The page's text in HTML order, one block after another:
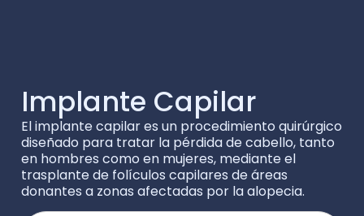
Implante Capilar
El implante capilar es un procedimiento quirúrgico
diseñado para tratar la pérdida de cabello, tanto
en hombres como en mujeres, mediante el
trasplante de folículos capilares de áreas
donantes a zonas afectadas por la alopecia.